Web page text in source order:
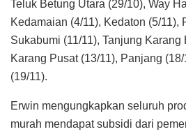
Teluk Betung Utara (29/10), Way
Kedamaian (4/11), Kedaton (5/11),
Sukabumi (11/11), Tanjung Karang
Karang Pusat (13/11), Panjang
(19/11).
Erwin mengungkapkan seluruh
murah mendapat subsidi dari